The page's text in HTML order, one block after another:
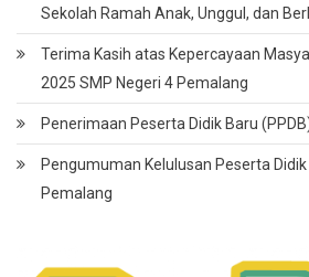
Sekolah Ramah Anak, Unggul, dan
Terima Kasih atas Kepercayaan
2025 SMP Negeri 4 Pemalang
Penerimaan Peserta Didik Baru
Pengumuman Kelulusan Peserta
Pemalang